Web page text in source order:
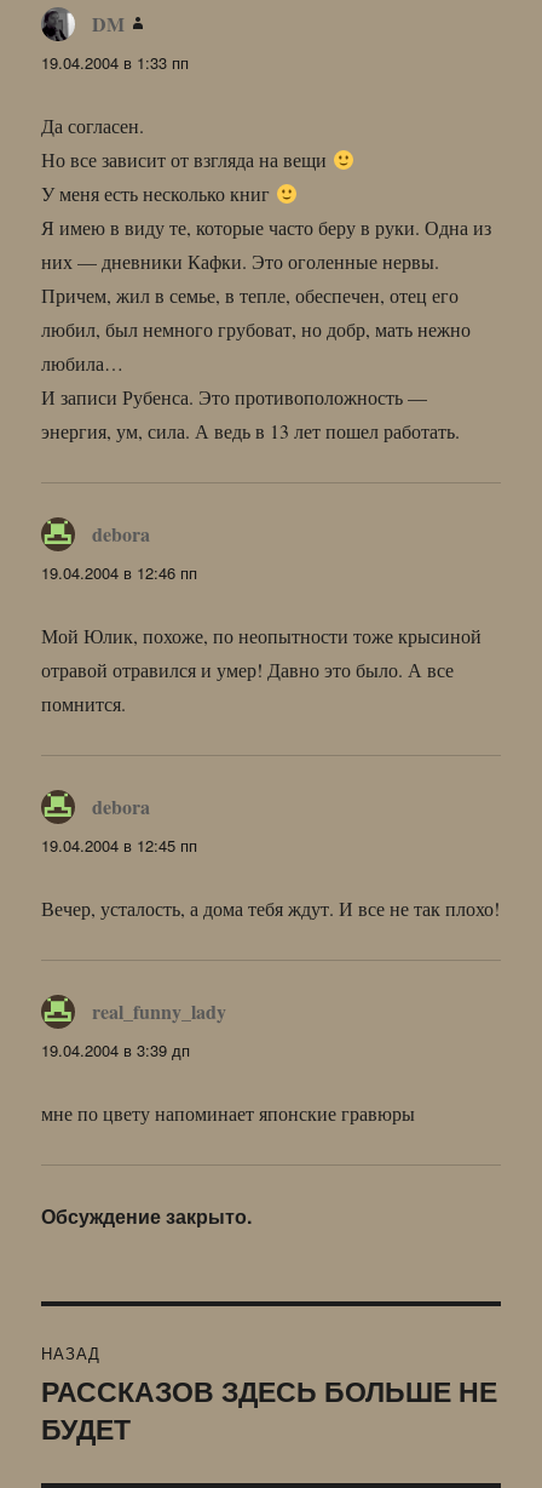
DM
19.04.2004 в 1:33 пп
Да согласен.
Но все зависит от взгляда на вещи
У меня есть несколько книг
Я имею в виду те, которые часто беру в руки. Одна из
них — дневники Кафки. Это оголенные нервы.
Причем, жил в семье, в тепле, обеспечен, отец его
любил, был немного грубоват, но добр, мать нежно
любила…
И записи Рубенса. Это противоположность —
энергия, ум, сила. А ведь в 13 лет пошел работать.
debora
19.04.2004 в 12:46 пп
Мой Юлик, похоже, по неопытности тоже крысиной
отравой отравился и умер! Давно это было. А все
помнится.
debora
19.04.2004 в 12:45 пп
Вечер, усталость, а дома тебя ждут. И все не так плохо!
real_funny_lady
19.04.2004 в 3:39 дп
мне по цвету напоминает японские гравюры
Обсуждение закрыто.
по
записям
НАЗАД
Предыдущая
запись:
РАССКАЗОВ ЗДЕСЬ БОЛЬШЕ НЕ
БУДЕТ